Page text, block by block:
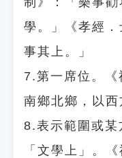
學。」《孝經
事其上。」
7.第一席位。《
南鄉北鄉，以西
8.表示範圍或某
「文學上」。